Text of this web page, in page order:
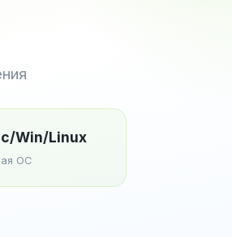
Win/Linux
ОС